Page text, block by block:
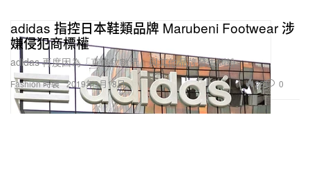
Fashion 時裝
adidas 指控日本鞋類品牌 Marubeni Footwear 涉
嫌侵犯商標權
adidas 再度因為「直條紋數量」與其他品牌發生糾紛。
2019年9月18日 26 0